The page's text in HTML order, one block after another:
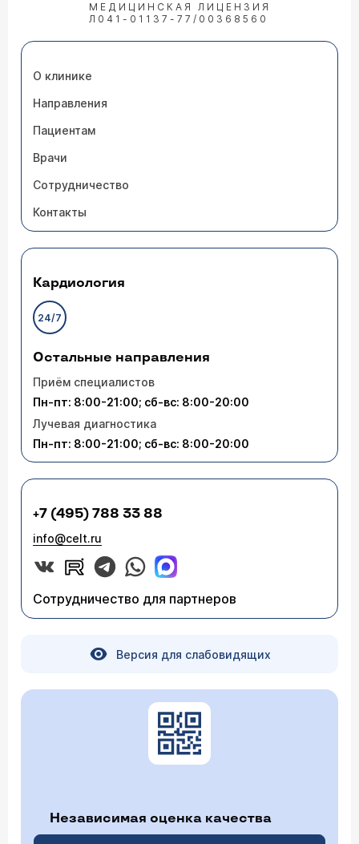
МЕДИЦИНСКАЯ ЛИЦЕНЗИЯ
Л041-01137-77/00368560
О клинике
Направления
Пациентам
Врачи
Сотрудничество
Контакты
Кардиология
24/7
Остальные направления
Приём специалистов
Пн-пт: 8:00-21:00; сб-вс: 8:00-20:00
Лучевая диагностика
Пн-пт: 8:00-21:00; сб-вс: 8:00-20:00
+7 (495) 788 33 88
info@celt.ru
Сотрудничество для партнеров
Версия для слабовидящих
Независимая оценка качества